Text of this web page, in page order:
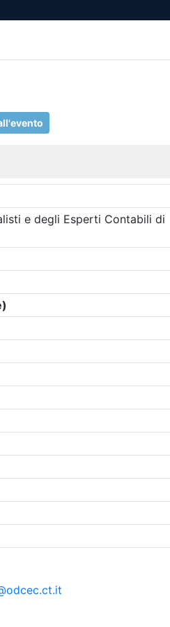
Il portale
Ordini e Collegi
Professionali
ricerca eventi